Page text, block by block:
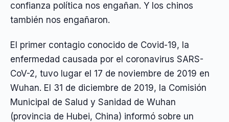
confianza política nos engañan. Y los chinos
también nos engañaron.
El primer contagio conocido de Covid-19, la
enfermedad causada por el coronavirus SARS-
CoV-2, tuvo lugar el 17 de noviembre de 2019 en
Wuhan. El 31 de diciembre de 2019, la Comisión
Municipal de Salud y Sanidad de Wuhan
(provincia de Hubei, China) informó sobre un